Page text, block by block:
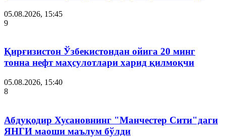
05.08.2026, 15:45
9
Қирғизистон Ўзбекистондан ойига 20 минг
тонна нефт маҳсулотлари харид қилмоқчи
05.08.2026, 15:40
8
Абдуқодир Хусановнинг "Манчестер Сити"даги
ЯНГИ маоши маълум бўлди